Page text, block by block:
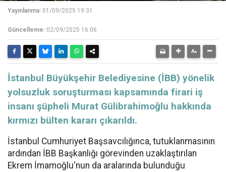
Yayınlanma: 01/09/2025 19:31
Güncelleme: 02/09/2025 16:06
İstanbul Büyükşehir Belediyesine (İBB) yönelik
yolsuzluk soruşturması kapsamında firari iş
insanı şüpheli Murat Gülibrahimoğlu hakkında
kırmızı bülten kararı çıkarıldı.
İstanbul Cumhuriyet Başsavcılığınca, tutuklanmasının
ardından İBB Başkanlığı görevinden uzaklaştırılan
Ekrem İmamoğlu'nun da aralarında bulunduğu